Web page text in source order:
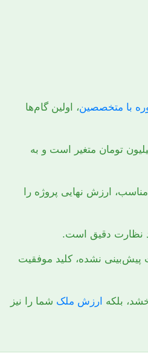
با متخصصین، اولین گام‌ها
3 میلیون تومان تا بالای 15 میلیون تومان متغیر است و به
ارزش نهایی پروژه را
نظارت دقیق است.
پیش‌بینی نشده، کلید موفقیت
بلکه ارزش ملک شما را نیز